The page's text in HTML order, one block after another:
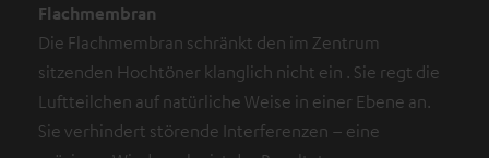
Flachmembran
Die Flachmembran schränkt den im Zentrum
sitzenden Hochtöner klanglich nicht ein . Sie regt die
Luftteilchen auf natürliche Weise in einer Ebene an.
Sie verhindert störende Interferenzen – eine